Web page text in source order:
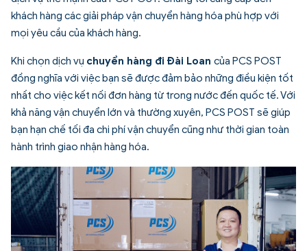
khách hàng các giải pháp vận chuyển hàng hóa phù hợp với
mọi yêu cầu của khách hàng.
Khi chọn dịch vụ chuyển hàng đi Đài Loan của PCS POST
đồng nghĩa với việc bạn sẽ được đảm bảo những điều kiện tốt
nhất cho việc kết nối đơn hàng từ trong nước đến quốc tế. Với
khả năng vận chuyển lớn và thường xuyên, PCS POST sẽ giúp
bạn hạn chế tối đa chi phí vận chuyển cũng như thời gian toàn
hành trình giao nhận hàng hóa.